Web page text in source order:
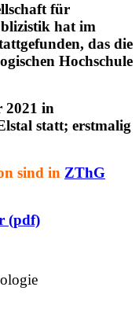
für
hat im
das die
Hochschule
2021 in
statt; erstmalig
sind in ZThG
(pdf)